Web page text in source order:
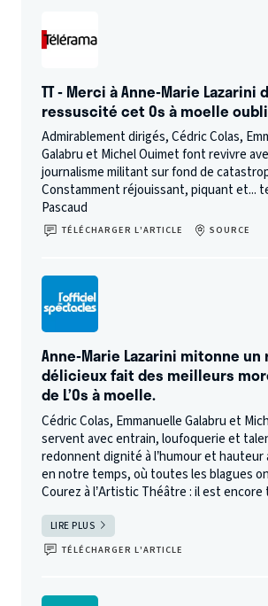
TT - Merci à Anne-Marie Lazarini
ressuscité cet Os à moelle
Admirablement dirigés, Cédric Colas,
Galabru et Michel Ouimet font revivre
journalisme militant sur fond de
Constamment réjouissant, piquant et...
Pascaud
TÉLÉCHARGER L’ARTICLE SOURCE
Anne-Marie Lazarini mitonne un
délicieux fait des meilleurs
de L’Os à moelle.
Cédric Colas, Emmanuelle Galabru et
servent avec entrain, loufoquerie et
redonnent dignité à l’humour et hauteur
en notre temps, où toutes les blagues
Courez à l’Artistic Théâtre : il est encore
LIRE PLUS
TÉLÉCHARGER L’ARTICLE